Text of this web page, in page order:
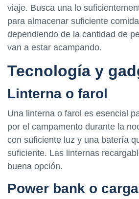
viaje. Busca una lo
para almacenar suficiente
dependiendo de la cantidad de
van a estar acampando.
Tecnología y
Linterna o farol
Una linterna o farol es esencial
por el campamento durante la
con suficiente luz y una batería
suficiente. Las linternas
buena opción.
Power bank o